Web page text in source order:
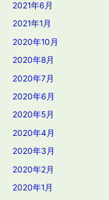
2021年6月
2021年1月
2020年10月
2020年8月
2020年7月
2020年6月
2020年5月
2020年4月
2020年3月
2020年2月
2020年1月